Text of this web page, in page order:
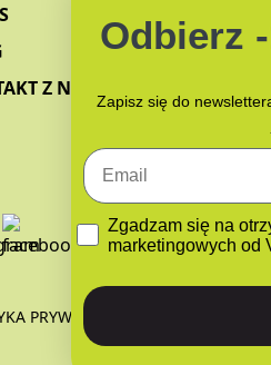
Z NAMI
PRYWATNOŚCI POLITYKA
Odbierz
Zapisz się do
Email
GDPRZgadzam się na
marketingowych od